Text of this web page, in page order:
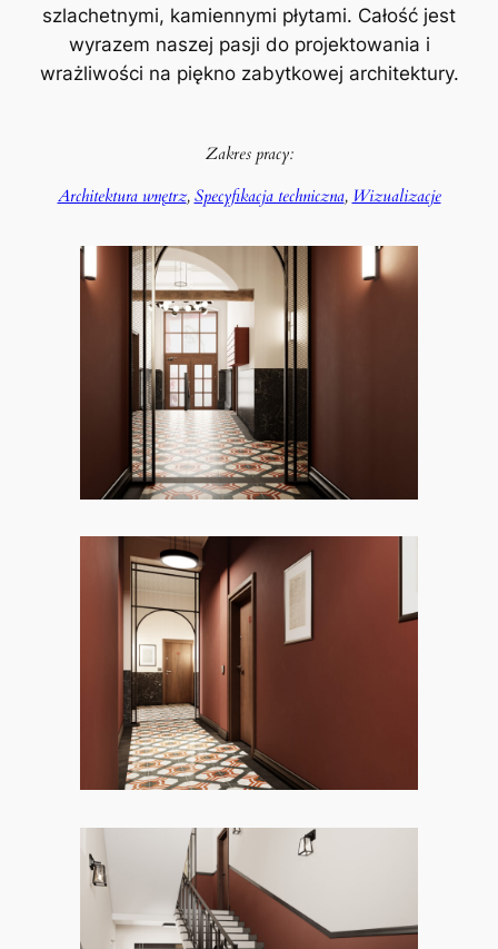
szlachetnymi, kamiennymi płytami. Całość jest
wyrazem naszej pasji do projektowania i
wrażliwości na piękno zabytkowej architektury.
Zakres pracy:
Architektura wnętrz, Specyfikacja techniczna, Wizualizacje